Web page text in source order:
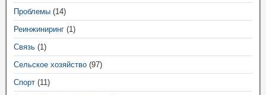
Проблемы (14)
Реинжиниринг (1)
Связь (1)
Сельское хозяйство (97)
Спорт (11)